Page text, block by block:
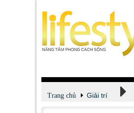
Trang chủ Giải trí